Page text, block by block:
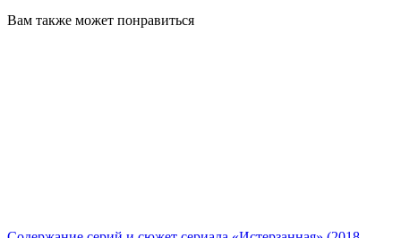
Вам также может понравиться